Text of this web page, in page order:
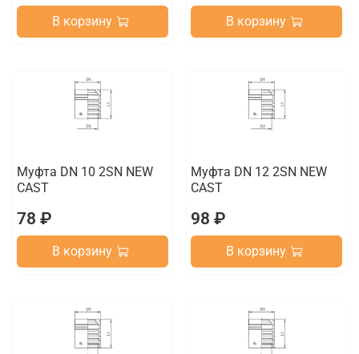
В корзину В корзину
Муфта DN 10 2SN NEW
CAST
78 ₽
В корзину
Муфта DN 12 2SN NEW
CAST
98 ₽
В корзину